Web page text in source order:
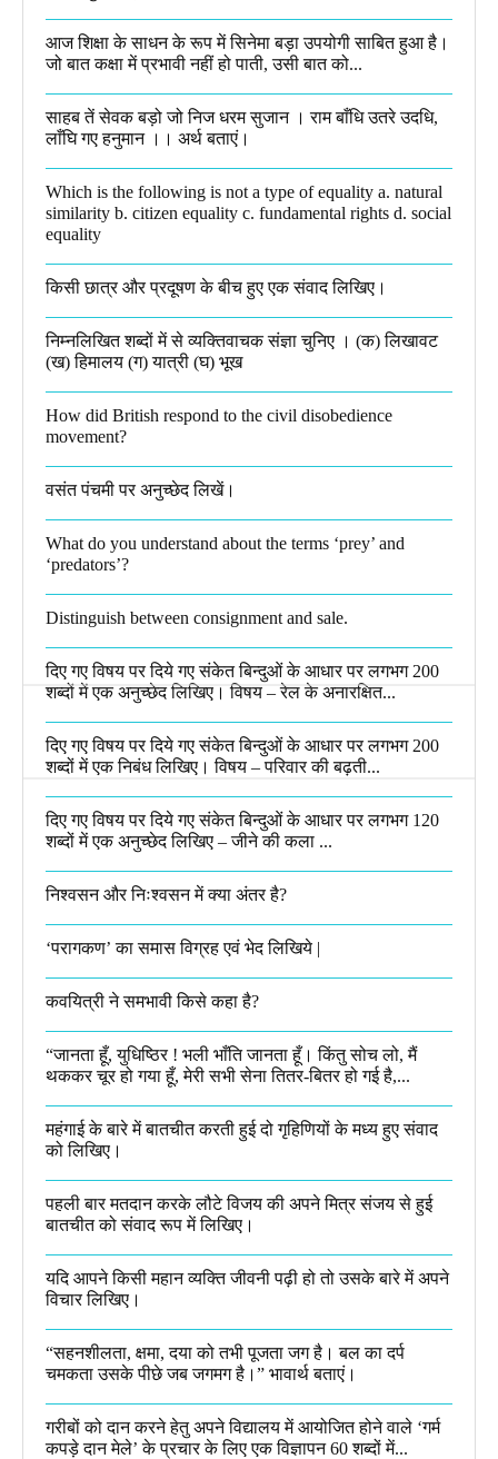
आज शिक्षा के साधन के रूप में सिनेमा बड़ा उपयोगी साबित हुआ है।
जो बात कक्षा में प्रभावी नहीं हो पाती, उसी बात को...
साहब तें सेवक बड़ो जो निज धरम सुजान । राम बाँधि उतरे उदधि,
लाँघि गए हनुमान ।।​ अर्थ बताएं।
Which is the following is not a type of equality a. natural
similarity b. citizen equality c. fundamental rights d. social
equality​
किसी छात्र और प्रदूषण के बीच हुए एक संवाद लिखिए।​
निम्नलिखित शब्दों में से व्यक्तिवाचक संज्ञा चुनिए । (क) लिखावट
(ख) हिमालय (ग) यात्री (घ) भूख​
How did British respond to the civil disobedience
movement?
वसंत पंचमी पर अनुच्छेद लिखें।
What do you understand about the terms ‘prey’ and
‘predators’?​
Distinguish between consignment and sale.
दिए गए विषय पर दिये गए संकेत बिन्दुओं के आधार पर लगभग 200
शब्दों में एक अनुच्छेद लिखिए। विषय – रेल के अनारक्षित...
दिए गए विषय पर दिये गए संकेत बिन्दुओं के आधार पर लगभग 200
शब्दों में एक निबंध लिखिए। विषय – परिवार की बढ़ती...
दिए गए विषय पर दिये गए संकेत बिन्दुओं के आधार पर लगभग 120
शब्दों में एक अनुच्छेद लिखिए – जीने की कला ...
निश्वसन और निःश्वसन में क्या अंतर है?
‘परागकण’ का समास विग्रह एवं भेद लिखिये |
कवयित्री ने समभावी किसे कहा है?
“जानता हूँ, युधिष्ठिर ! भली भाँति जानता हूँ। किंतु सोच लो, मैं
थककर चूर हो गया हूँ, मेरी सभी सेना तितर-बितर हो गई है,...
महंगाई के बारे में बातचीत करती हुई दो गृहिणियों के मध्य हुए संवाद
को लिखिए।
पहली बार मतदान करके लौटे विजय की अपने मित्र संजय से हुई
बातचीत को संवाद रूप में लिखिए।
यदि आपने किसी महान व्यक्ति जीवनी पढ़ी हो तो उसके बारे में अपने
विचार लिखिए।
“सहनशीलता, क्षमा, दया को तभी पूजता जग है। बल का दर्प
चमकता उसके पीछे जब जगमग है।”​ भावार्थ बताएं।
गरीबों को दान करने हेतु अपने विद्यालय में आयोजित होने वाले ‘गर्म
कपड़े दान मेले’ के प्रचार के लिए एक विज्ञापन 60 शब्दों में...